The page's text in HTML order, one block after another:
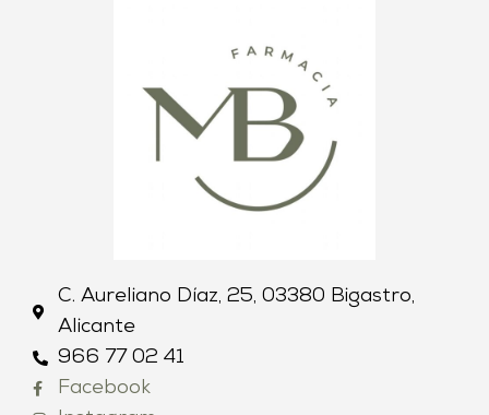
C. Aureliano Díaz, 25, 03380 Bigastro,
Alicante
966 77 02 41
Facebook